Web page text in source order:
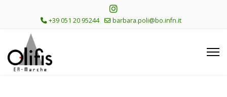
+39 051 20 95244 barbara.poli@bo.infn.it